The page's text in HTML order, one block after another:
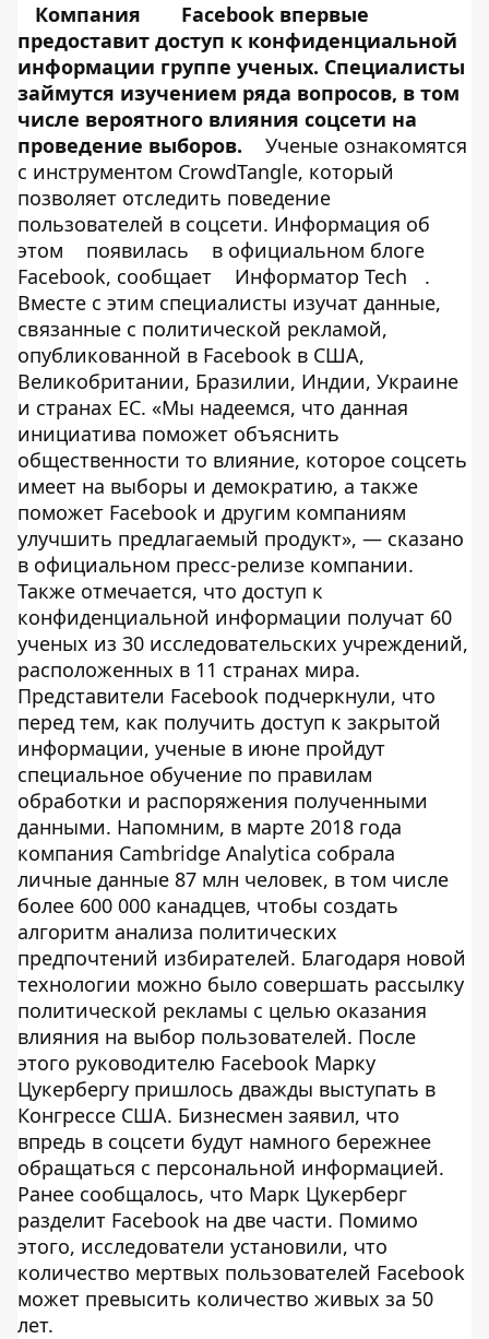
Компания
Facebook впервые
предоставит доступ к конфиденциальной
информации группе ученых. Специалисты
займутся изучением ряда вопросов, в том
числе вероятного влияния соцсети на
проведение выборов.
Ученые ознакомятся
с инструментом CrowdTangle, который
позволяет отследить поведение
пользователей в соцсети. Информация об
этом
появилась
в официальном блоге
Facebook, сообщает
Информатор Tech
.
Вместе с этим специалисты изучат данные,
связанные с политической рекламой,
опубликованной в Facebook в США,
Великобритании, Бразилии, Индии, Украине
и странах ЕС. «Мы надеемся, что данная
инициатива поможет объяснить
общественности то влияние, которое соцсеть
имеет на выборы и демократию, а также
поможет Facebook и другим компаниям
улучшить предлагаемый продукт», — сказано
в официальном пресс-релизе компании.
Также отмечается, что доступ к
конфиденциальной информации получат 60
ученых из 30 исследовательских учреждений,
расположенных в 11 странах мира.
Представители Facebook подчеркнули, что
перед тем, как получить доступ к закрытой
информации, ученые в июне пройдут
специальное обучение по правилам
обработки и распоряжения полученными
данными. Напомним, в марте 2018 года
компания Cambridge Analytica собрала
личные данные 87 млн человек, в том числе
более 600 000 канадцев, чтобы создать
алгоритм анализа политических
предпочтений избирателей. Благодаря новой
технологии можно было совершать рассылку
политической рекламы с целью оказания
влияния на выбор пользователей. После
этого руководителю Facebook Марку
Цукербергу пришлось дважды выступать в
Конгрессе США. Бизнесмен заявил, что
впредь в соцсети будут намного бережнее
обращаться с персональной информацией.
Ранее сообщалось, что Марк Цукерберг
разделит Facebook на две части. Помимо
этого, исследователи установили, что
количество мертвых пользователей Facebook
может превысить количество живых за 50
лет.